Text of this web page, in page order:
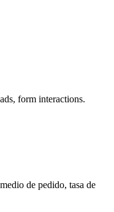
form interactions.
de pedido, tasa de